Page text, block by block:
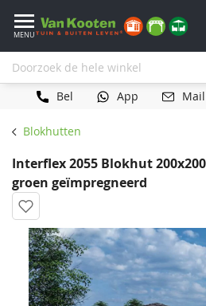
MENU
Bel App Mail
Blokhutten
Interflex 2055 Blokhut
groen geïmpregneerd